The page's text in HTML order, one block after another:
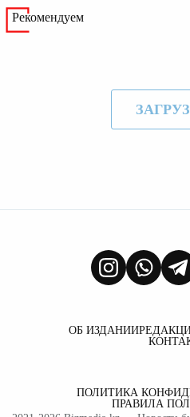
Рекомендуем
ОБ ИЗДАНИИ
ПОЛИТИКА
ПРАВИЛА